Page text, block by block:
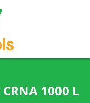
CRNA 1000 L